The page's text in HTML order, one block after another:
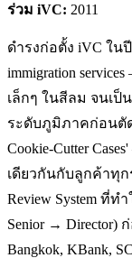
ร่วม iVC: 2011
ดำรงก่อตั้ง iVC ใน
immigration
เล็กๆ ในสีลม จนเป็
ระดับภูมิภาคก่อนตั
Cookie-Cutter
เดียวกันกับลูกค้าทุก
Review System ที่ท
Senior → Director)
Bangkok, KBank,